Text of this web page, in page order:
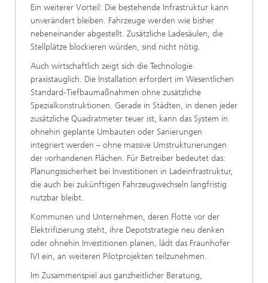
Ein weiterer Vorteil: Die bestehende Infrastruktur kann
unverändert bleiben. Fahrzeuge werden wie bisher
nebeneinander abgestellt. Zusätzliche Ladesäulen, die
Stellplätze blockieren würden, sind nicht nötig.
Auch wirtschaftlich zeigt sich die Technologie
praxistauglich. Die Installation erfordert im Wesentlichen
Standard-Tiefbaumaßnahmen ohne zusätzliche
Spezialkonstruktionen. Gerade in Städten, in denen jeder
zusätzliche Quadratmeter teuer ist, kann das System in
ohnehin geplante Umbauten oder Sanierungen
integriert werden – ohne massive Umstrukturierungen
der vorhandenen Flächen. Für Betreiber bedeutet das:
Planungssicherheit bei Investitionen in Ladeinfrastruktur,
die auch bei zukünftigen Fahrzeugwechseln langfristig
nutzbar bleibt.
Kommunen und Unternehmen, deren Flotte vor der
Elektrifizierung steht, ihre Depotstrategie neu denken
oder ohnehin Investitionen planen, lädt das Fraunhofer
IVI ein, an weiteren Pilotprojekten teilzunehmen.
Im Zusammenspiel aus ganzheitlicher Beratung,